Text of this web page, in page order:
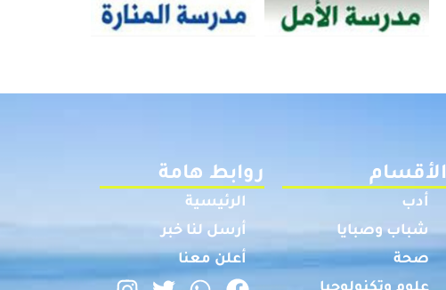
الأقسام
أدب
شباب وصبايا
صحة
روابط هامة
الرئيسية
أرسل لنا خبر
أعلن معنا